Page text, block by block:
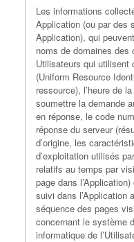
Les informations
Application (ou par des
Application), qui
noms de domaines des
Utilisateurs qui utilisent
(Uniform Resource
ressource), l’heure de
soumettre la demande
en réponse, le code
réponse du serveur
d’origine, les
d’exploitation utilisés
relatifs au temps par
page dans
suivi dans l’Application
séquence des pages
concernant le système
informatique de